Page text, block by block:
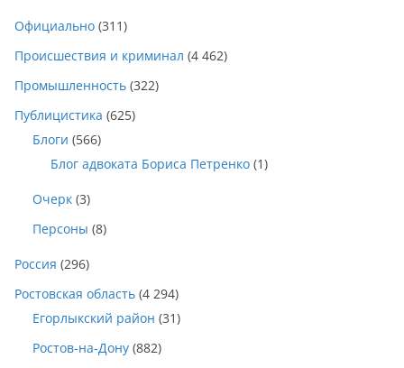
Официально (311)
Происшествия и криминал (4 462)
Промышленность (322)
Публицистика (625)
Блоги (566)
Блог адвоката Бориса Петренко (1)
Очерк (3)
Персоны (8)
Россия (296)
Ростовская область (4 294)
Егорлыкский район (31)
Ростов-на-Дону (882)